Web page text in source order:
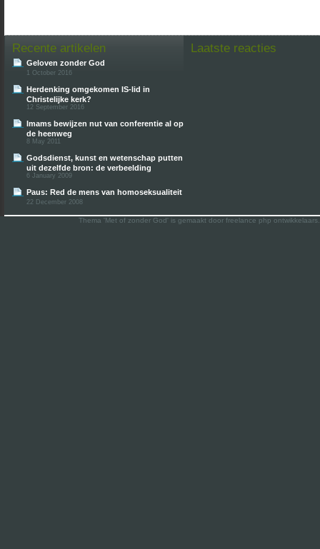
Recente artikelen
Geloven zonder God
1 October 2016
Herdenking omgekomen IS-lid in
Christelijke kerk?
12 September 2016
Imams bewijzen nut van conferentie al op
de heenweg
8 May 2011
Godsdienst, kunst en wetenschap putten
uit dezelfde bron: de verbeelding
6 January 2009
Paus: Red de mens van homoseksualiteit
22 December 2008
Laatste reacties
Thema 'Met of zonder God' is gemaakt door freelance php